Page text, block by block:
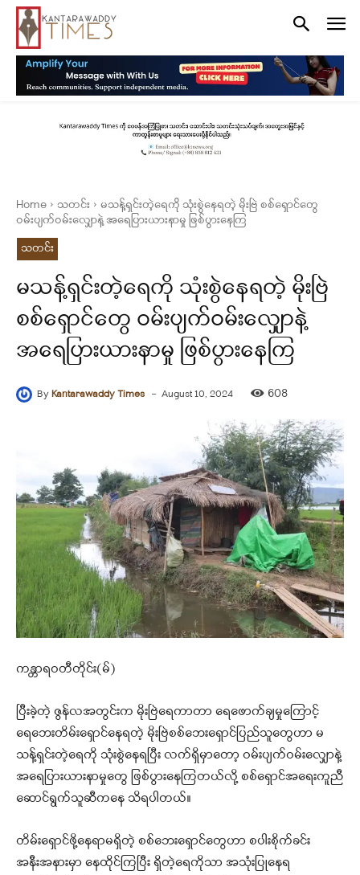
Home သတင်း
မသန့်ရှင်းတဲ့ရေကို သုံးစွဲနေရတဲ့ မိုးဗြဲ စစ်ရှောင်တွေ
ဝမ်းပျက်ဝမ်းလျှောနဲ့ အရေပြားယားနာမှု ဖြစ်ပွားနေကြ
သတင်း
မသန့်ရှင်းတဲ့ရေကို သုံးစွဲနေရတဲ့ မိုးဗြဲ
စစ်ရှောင်တွေ ဝမ်းပျက်ဝမ်းလျှောနဲ့
အရေပြားယားနာမှု ဖြစ်ပွားနေကြ
ByKantarawaddy Times - August 10, 2024 608
ကန္တာရဝတီတိုင်း(မ်)
ပြီးခဲ့တဲ့ ဇွန်လအတွင်းက မိုးဗြဲရေကာတာ ရေဖောက်ချမှုကြောင့်
ရေဘေးတိမ်းရှောင်နေရတဲ့ မိုးဗြဲစစ်ဘေးရှောင်ပြည်သူတွေဟာ မ
သန့်ရှင်းတဲ့ရေကို သုံးစွဲနေရပြီး လက်ရှိမှာတော့ ဝမ်းပျက်ဝမ်းလျှောနဲ့
အရေပြားယားနာမှုတွေ ဖြစ်ပွားနေကြတယ်လို့ စစ်ရှောင်အရေးကူညီ
ဆောင်ရွက်သူဆီကနေ သိရပါတယ်။
တိမ်းရှောင်ဖို့နေရာမရှိတဲ့ စစ်ဘေးရှောင်တွေဟာ စပါးစိုက်ခင်း
အနီးအနားမှာ နေထိုင်ကြပြီး ရှိတဲ့ရေကိုသာ အသုံးပြုနေရ